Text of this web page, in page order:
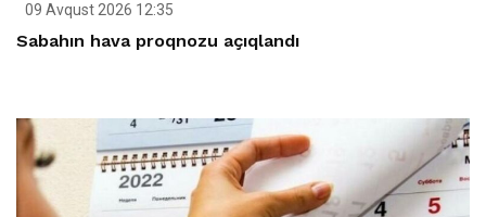
09 Avqust 2026 12:35
Sabahın hava proqnozu açıqlandı